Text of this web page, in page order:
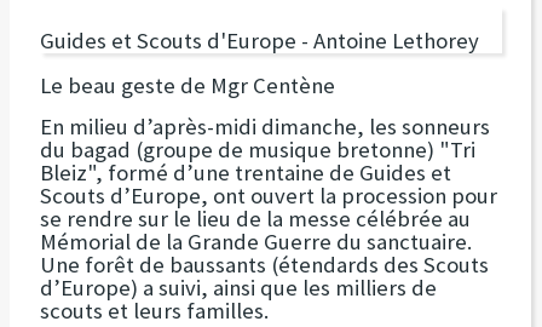
Guides et Scouts d'Europe - Antoine Lethorey
Le beau geste de Mgr Centène
En milieu d’après-midi dimanche, les sonneurs
du bagad (groupe de musique bretonne) "Tri
Bleiz", formé d’une trentaine de Guides et
Scouts d’Europe, ont ouvert la procession pour
se rendre sur le lieu de la messe célébrée au
Mémorial de la Grande Guerre du sanctuaire.
Une forêt de baussants (étendards des Scouts
d’Europe) a suivi, ainsi que les milliers de
scouts et leurs familles.